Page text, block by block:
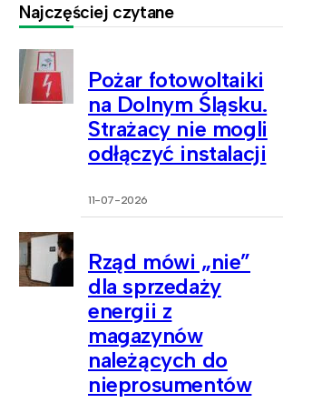
Najczęściej czytane
Pożar fotowoltaiki
na Dolnym Śląsku.
Strażacy nie mogli
odłączyć instalacji
11-07-2026
Rząd mówi „nie”
dla sprzedaży
energii z
magazynów
należących do
nieprosumentów